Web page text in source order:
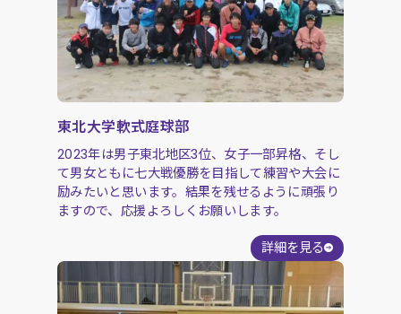
東北大学軟式庭球部
2023年は男子東北地区3位、女子一部昇格、そし
て男女ともに七大戦優勝を目指して練習や大会に
励みたいと思います。結果を残せるように頑張り
ますので、応援よろしくお願いします。
詳細を見る